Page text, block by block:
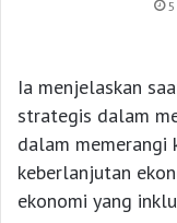
Ia menjelaskan
strategis dalam
dalam memerangi
keberlanjutan
ekonomi yang